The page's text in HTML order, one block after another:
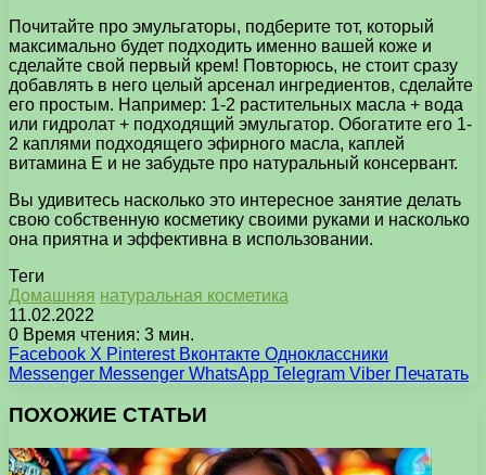
Почитайте про эмульгаторы, подберите тот, который
максимально будет подходить именно вашей коже и
сделайте свой первый крем! Повторюсь, не стоит сразу
добавлять в него целый арсенал ингредиентов, сделайте
его простым. Например: 1-2 растительных масла + вода
или гидролат + подходящий эмульгатор. Обогатите его 1-
2 каплями подходящего эфирного масла, каплей
витамина Е и не забудьте про натуральный консервант.
Вы удивитесь насколько это интересное занятие делать
свою собственную косметику своими руками и насколько
она приятна и эффективна в использовании.
Теги
Домашняя натуральная косметика
11.02.2022
0 Время чтения: 3 мин.
Facebook X Pinterest Вконтакте Одноклассники
Messenger Messenger WhatsApp Telegram Viber Печатать
ПОХОЖИЕ СТАТЬИ